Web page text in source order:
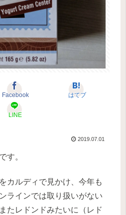
Facebook はてブ
LINE
2019.07.01
す。
カルディで見かけ、今年も
ラインでは取り扱いがない
たレドンドみたいに（レド